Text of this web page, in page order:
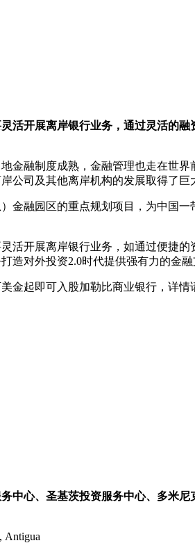
活开展离岸银行业务，通过灵活的
金融制度成熟，金融管理也走在世
公司及其他离岸机构的发展取得了巨
金融园区的重点规划项目，为中国
活开展离岸银行业务，如通过便捷
造对外投资2.0时代提供强有力的金融
金起即可入股加勒比商业银行，详
中心、圣基茨投资服务中心、多米
Antigua